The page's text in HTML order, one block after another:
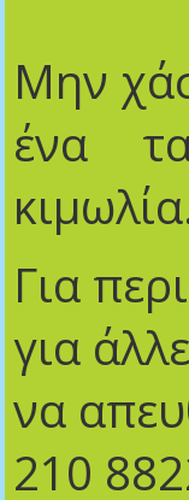
Μην
ένα
Για
για
να
210